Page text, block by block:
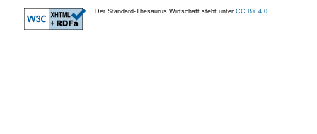
Der Standard-Thesaurus Wirtschaft steht unter CC BY 4.0